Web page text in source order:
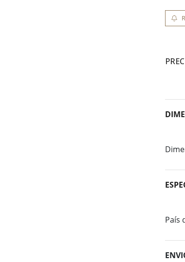
País